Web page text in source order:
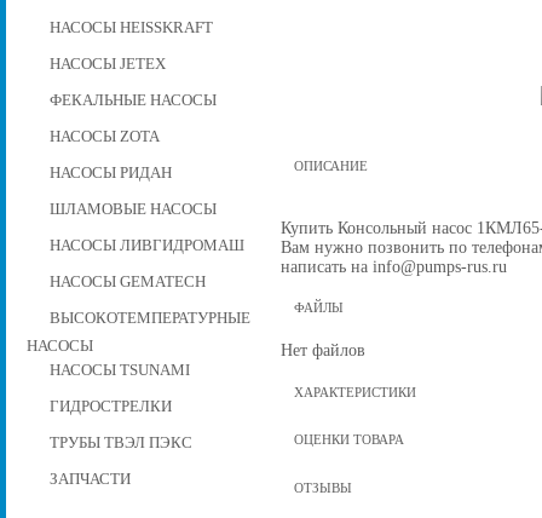
НАСОСЫ HEISSKRAFT
НАСОСЫ JETEX
ФЕКАЛЬНЫЕ НАСОСЫ
НАСОСЫ ZOTA
НАСОСЫ РИДАН
ШЛАМОВЫЕ НАСОСЫ
НАСОСЫ ЛИВГИДРОМАШ
НАСОСЫ GEMATECH
ВЫСОКОТЕМПЕРАТУРНЫЕ
НАСОСЫ
НАСОСЫ TSUNAMI
ГИДРОСТРЕЛКИ
ТРУБЫ ТВЭЛ ПЭКС
ЗАПЧАСТИ
ОПИСАНИЕ
Купить Консольный насос 1КМЛ65-
Вам нужно позвонить по
написать на info@pumps-rus.ru
ФАЙЛЫ
Нет файлов
ХАРАКТЕРИСТИКИ
ОЦЕНКИ ТОВАРА
ОТЗЫВЫ